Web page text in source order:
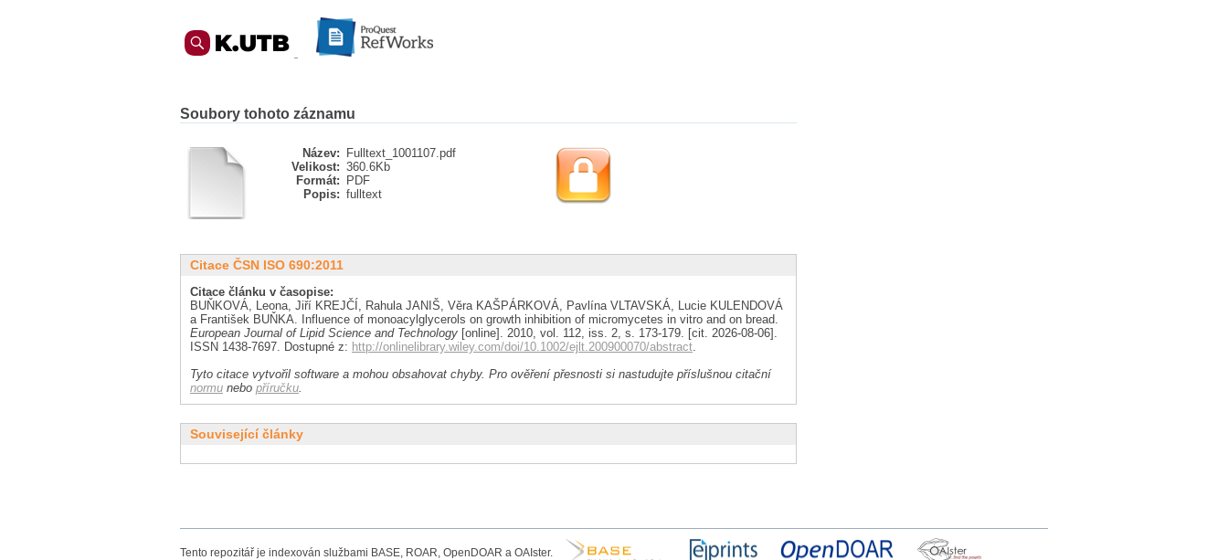
Soubory tohoto záznamu
Název:
Fulltext_1001107.pdf
Velikost: 360.6Kb
Formát:
PDF
Popis: fulltext
Citace ČSN ISO 690:2011
Citace článku v časopise:
BUŇKOVÁ, Leona, Jiří KREJČÍ, Rahula JANIŠ, Věra KAŠPÁRKOVÁ, Pavlína VLTAVSKÁ, Lucie KULENDOVÁ
a František BUŇKA. Influence of monoacylglycerols on growth inhibition of micromycetes in vitro and on bread.
European Journal of Lipid Science and Technology [online]. 2010, vol. 112, iss. 2, s. 173-179. [cit. 2026-08-06].
ISSN 1438-7697. Dostupné z: http://onlinelibrary.wiley.com/doi/10.1002/ejlt.200900070/abstract.
Tyto citace vytvořil software a mohou obsahovat chyby. Pro ověření přesnosti si nastudujte příslušnou citační
normu nebo příručku.
Související články
Tento repozitář je indexován službami BASE, ROAR, OpenDOAR a OAIster.